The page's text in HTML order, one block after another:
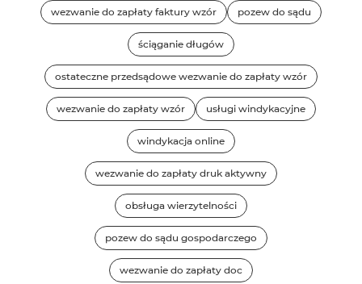
wezwanie do zapłaty faktury wzór pozew do sądu
ściąganie długów
ostateczne przedsądowe wezwanie do zapłaty wzór
wezwanie do zapłaty wzór usługi windykacyjne
windykacja online
wezwanie do zapłaty druk aktywny
obsługa wierzytelności
pozew do sądu gospodarczego
wezwanie do zapłaty doc